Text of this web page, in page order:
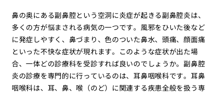
鼻の奥にある副鼻腔という空洞に炎症が起きる副鼻腔炎は、
多くの方が悩まされる病気の一つです。風邪をひいた後など
に発症しやすく、鼻づまり、色のついた鼻水、頭痛、顔面痛
といった不快な症状が現れます。このような症状が出た場
合、一体どの診療科を受診すれば良いのでしょうか。副鼻腔
炎の診療を専門的に行っているのは、耳鼻咽喉科です。耳鼻
咽喉科は、耳、鼻、喉（のど）に関連する疾患全般を扱う専